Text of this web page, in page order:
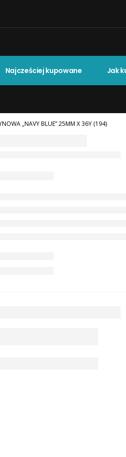
Najcześciej kupowane Jak
„NAVY BLUE” 25MM X 36Y (194)